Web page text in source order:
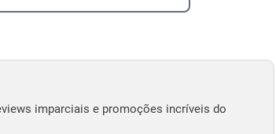
imparciais e promoções incríveis do